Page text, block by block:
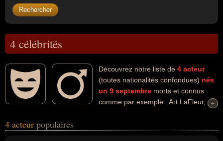
4 célébrités
Découvrez notre liste de 4 acteur
(toutes nationalités confondues) nés
un 9 septembre morts et connus
comme par exemple : Art LaFleur,
(de sexe masculin) peuvent avoir des liens variés dans les
+
+
4 acteur populaires